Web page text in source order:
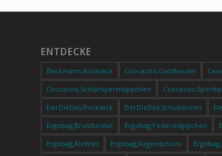
ENTDECKE
Beckmann,Rucksack Coocazoo,Geldbeutel
Coocazoo,Schlampermäppchen
DerDieDas,Rucksack
DerDieDas,Schulranzen
Ergobag,Brustbeutel
Ergobag,Federmäppchen
Ergobag,Kletties
Ergobag,Regenschirm